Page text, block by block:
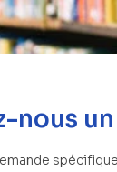
nous